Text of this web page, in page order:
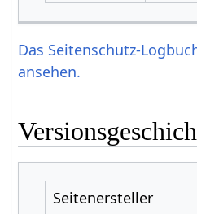
Das Seitenschutz-
ansehen.
Seitenersteller